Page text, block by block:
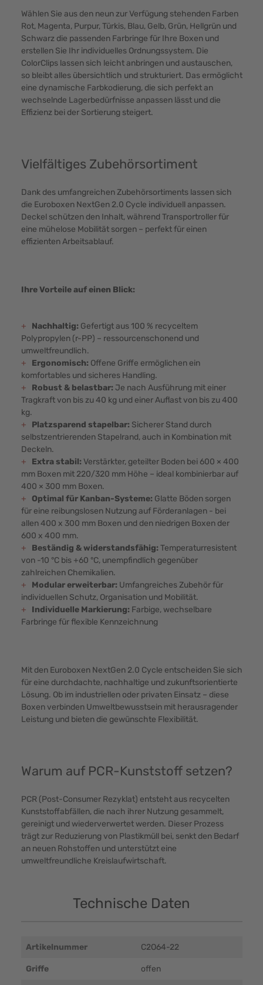
Wählen Sie aus den neun zur Verfügung stehenden Farben
Rot, Magenta, Purpur, Türkis, Blau, Gelb, Grün, Hellgrün und
Schwarz die passenden Farbringe für Ihre Boxen und
erstellen Sie Ihr individuelles Ordnungssystem. Die
ColorClips lassen sich leicht anbringen und austauschen,
so bleibt alles übersichtlich und strukturiert. Das ermöglicht
eine dynamische Farbkodierung, die sich perfekt an
wechselnde Lagerbedürfnisse anpassen lässt und die
Effizienz bei der Sortierung steigert.
Vielfältiges Zubehörsortiment
Dank des umfangreichen Zubehörsortiments lassen sich
die Euroboxen NextGen 2.0 Cycle individuell anpassen.
Deckel schützen den Inhalt, während Transportroller für
eine mühelose Mobilität sorgen – perfekt für einen
effizienten Arbeitsablauf.
Ihre Vorteile auf einen Blick:
+ Nachhaltig: Gefertigt aus 100 % recyceltem
Polypropylen (r-PP) – ressourcenschonend und
umweltfreundlich.
+
Ergonomisch: Offene Griffe ermöglichen ein
komfortables und sicheres Handling.
+
Robust & belastbar: Je nach Ausführung mit einer
Tragkraft von bis zu 40 kg und einer Auflast von bis zu 400
kg.
+
Platzsparend stapelbar: Sicherer Stand durch
selbstzentrierenden Stapelrand, auch in Kombination mit
Deckeln.
+
Extra stabil: Verstärkter, geteilter Boden bei 600 × 400
mm Boxen mit 220/320 mm Höhe – ideal kombinierbar auf
400 × 300 mm Boxen.
+
Optimal für Kanban-Systeme: Glatte Böden sorgen
für eine reibungslosen Nutzung auf Förderanlagen - bei
allen 400 x 300 mm Boxen und den niedrigen Boxen der
600 x 400 mm.
+
Beständig & widerstandsfähig: Temperaturresistent
von -10 °C bis +60 °C, unempfindlich gegenüber
zahlreichen Chemikalien.
+
Modular erweiterbar: Umfangreiches Zubehör für
individuellen Schutz, Organisation und Mobilität.
+
Individuelle Markierung: Farbige, wechselbare
Farbringe für flexible Kennzeichnung
Mit den Euroboxen NextGen 2.0 Cycle entscheiden Sie sich
für eine durchdachte, nachhaltige und zukunftsorientierte
Lösung. Ob im industriellen oder privaten Einsatz – diese
Boxen verbinden Umweltbewusstsein mit herausragender
Leistung und bieten die gewünschte Flexibilität.
Warum auf PCR-Kunststoff setzen?
PCR (Post-Consumer Rezyklat) entsteht aus recycelten
Kunststoffabfällen, die nach ihrer Nutzung gesammelt,
gereinigt und wiederverwertet werden. Dieser Prozess
trägt zur Reduzierung von Plastikmüll bei, senkt den Bedarf
an neuen Rohstoffen und unterstützt eine
umweltfreundliche Kreislaufwirtschaft.
Technische Daten
Artikelnummer C2O64-22
Griffe offen